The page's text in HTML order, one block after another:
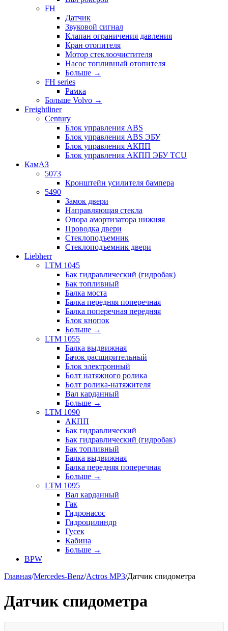
FH
Датчик
Звуковой сигнал
Клапан ограничения давления
Кран отопителя
Мотор стеклоочистителя
Насос топливный отопителя
Больше →
FH series
Рамка
Больше Volvo →
Freightliner
Century
Блок управления ABS
Блок управления ABS ЭБУ
Блок управления АКПП
Блок управления АКПП ЭБУ TCU
КамАЗ
5073
Кронштейн усилителя бампера
5490
Замок двери
Направляющая стекла
Опора амортизатора нижняя
Проводка двери
Стеклоподъемник
Стеклоподъемник двери
Liebherr
LTM 1045
Бак гидравлический (гидробак)
Бак топливный
Балка моста
Балка передняя поперечная
Балка поперечная передняя
Блок кнопок
Больше →
LTM 1055
Балка выдвижная
Бачок расширительный
Блок электронный
Болт натяжного ролика
Болт ролика-натяжителя
Вал карданный
Больше →
LTM 1090
АКПП
Бак гидравлический
Бак гидравлический (гидробак)
Бак топливный
Балка выдвижная
Балка передняя поперечная
Больше →
LTM 1095
Вал карданный
Гак
Гидронасос
Гидроцилиндр
Гусек
Кабина
Больше →
BPW
Главная/Mercedes-Benz/Actros MP3/Датчик спидометра
Датчик спидометра